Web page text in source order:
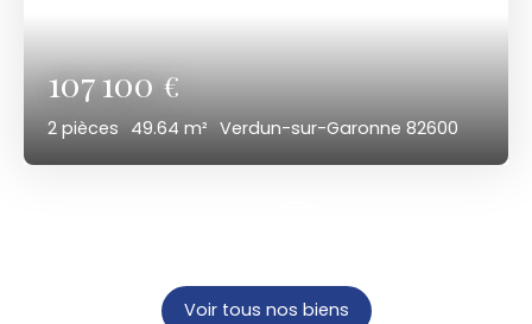
107 100€
2 pièces 49.64 m² Verdun-sur-Garonne 82600
Voir tous nos biens